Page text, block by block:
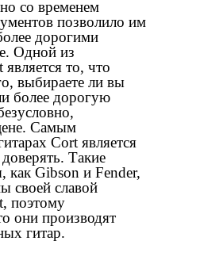
со временем
позволило им
дорогими
Одной из
то, что
выбираете ли вы
более дорогую
Самым
Cort является
Такие
как Gibson и Fender,
своей славой
поэтому
они производят
гитар.